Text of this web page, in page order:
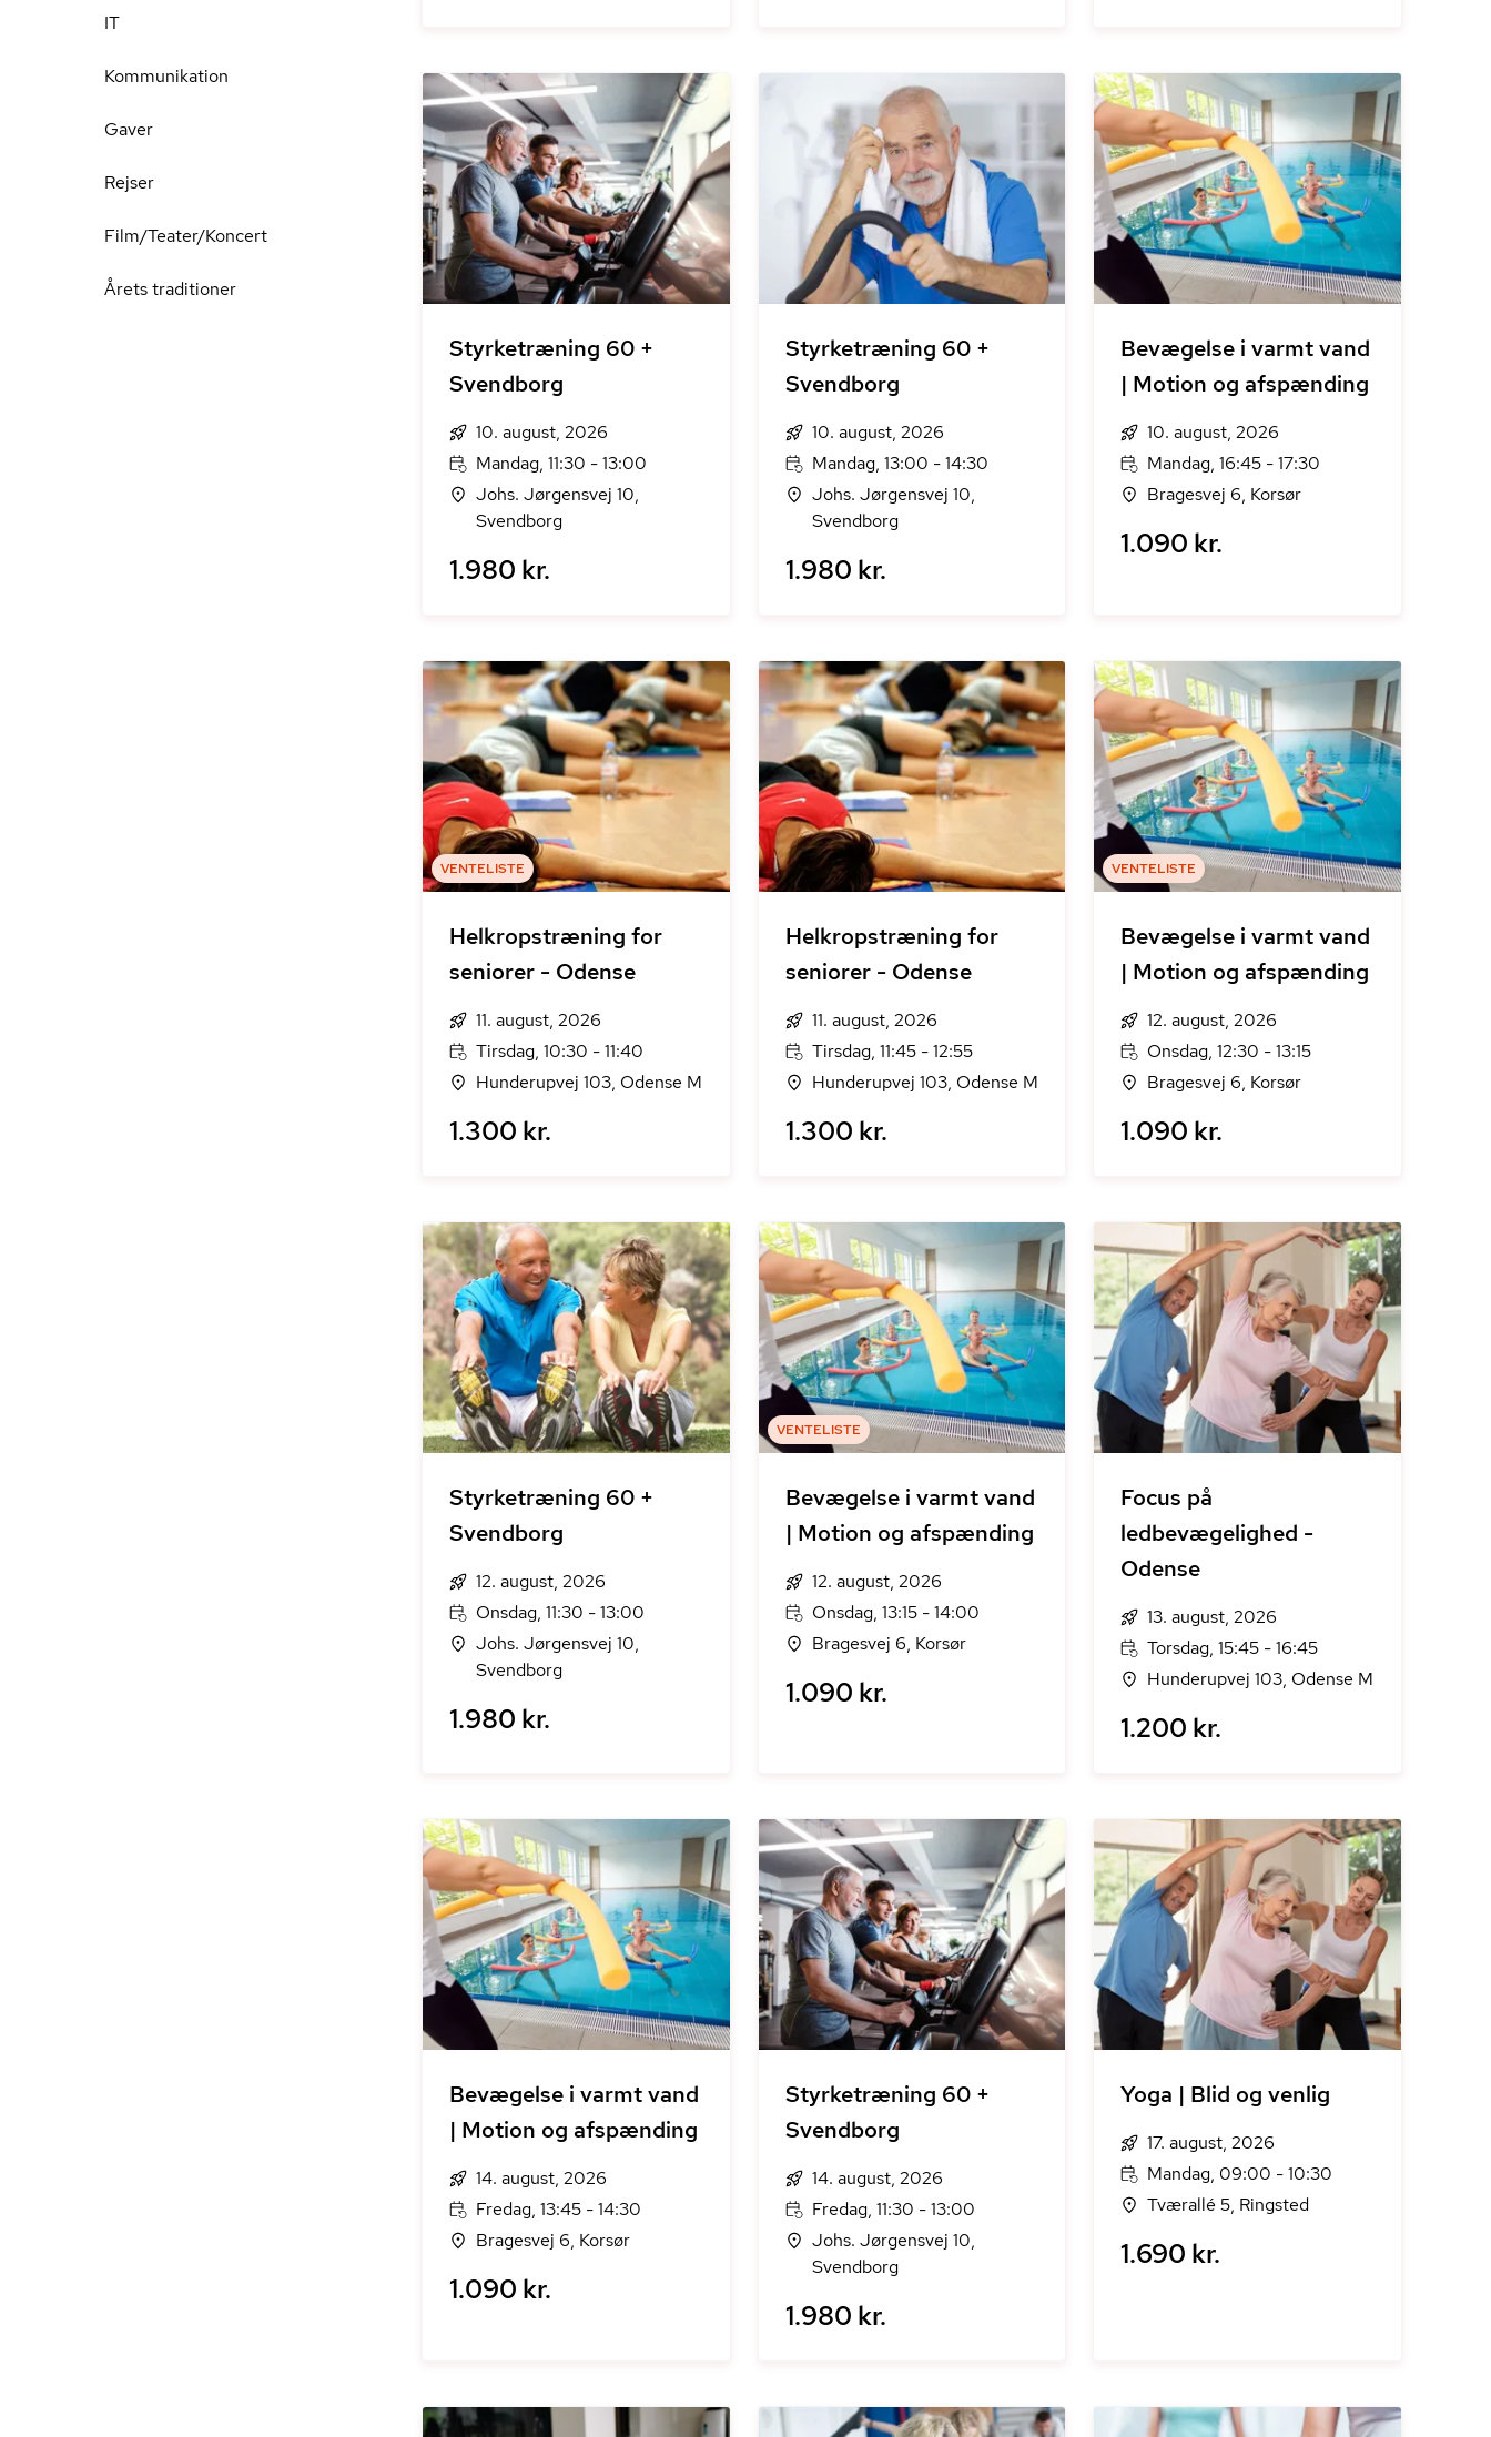
IT
Kommunikation
Gaver
Rejser
Film/Teater/Koncert
Årets traditioner
Styrketræning 60 +
Svendborg
10. august, 2026
Mandag, 11:30 - 13:00
Johs. Jørgensvej 10,
Svendborg
1.980 kr.
Styrketræning 60 +
Svendborg
10. august, 2026
Mandag, 13:00 - 14:30
Johs. Jørgensvej 10,
Svendborg
1.980 kr.
Bevægelse i varmt vand
| Motion og afspænding
10. august, 2026
Mandag, 16:45 - 17:30
Bragesvej 6, Korsør
1.090 kr.
VENTELISTE
Helkropstræning for
seniorer - Odense
11. august, 2026
Tirsdag, 10:30 - 11:40
Hunderupvej 103, Odense M
1.300 kr.
Helkropstræning for
seniorer - Odense
11. august, 2026
Tirsdag, 11:45 - 12:55
Hunderupvej 103, Odense M
1.300 kr.
VENTELISTE
Bevægelse i varmt vand
| Motion og afspænding
12. august, 2026
Onsdag, 12:30 - 13:15
Bragesvej 6, Korsør
1.090 kr.
Styrketræning 60 +
Svendborg
12. august, 2026
Onsdag, 11:30 - 13:00
Johs. Jørgensvej 10,
Svendborg
1.980 kr.
VENTELISTE
Bevægelse i varmt vand
| Motion og afspænding
12. august, 2026
Onsdag, 13:15 - 14:00
Bragesvej 6, Korsør
1.090 kr.
Focus på
ledbevægelighed -
Odense
13. august, 2026
Torsdag, 15:45 - 16:45
Hunderupvej 103, Odense M
1.200 kr.
Bevægelse i varmt vand
| Motion og afspænding
14. august, 2026
Fredag, 13:45 - 14:30
Bragesvej 6, Korsør
1.090 kr.
Styrketræning 60 +
Svendborg
14. august, 2026
Fredag, 11:30 - 13:00
Johs. Jørgensvej 10,
Svendborg
1.980 kr.
Yoga | Blid og venlig
17. august, 2026
Mandag, 09:00 - 10:30
Tværallé 5, Ringsted
1.690 kr.